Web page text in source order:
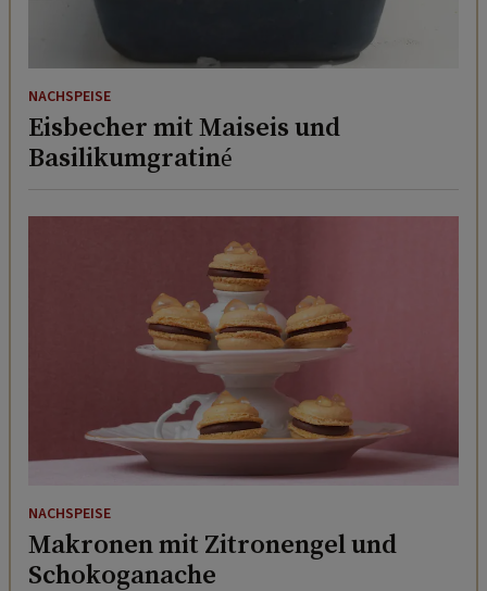
NACHSPEISE
Eisbecher mit Maiseis und
Basilikumgratiné
NACHSPEISE
Makronen mit Zitronengel und
Schokoganache